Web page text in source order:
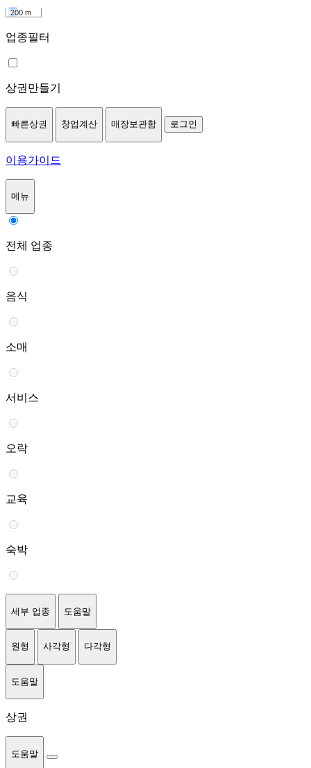
200 m
업종필터
상권만들기
빠른상권 창업계산 매장보관함 로그인
이용가이드
메뉴
전체 업종
음식
소매
서비스
오락
교육
숙박
세부 업종 도움말
원형 사각형 다각형
도움말
상권
도움말